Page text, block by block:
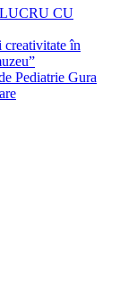
CU
în
Pediatrie Gura